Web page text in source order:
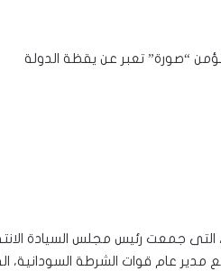
“صورة” تعبر عن يقظة الدولة
جمعت رئيس مجلس السيادة
مدير عام قوات الشرطة السودانية،